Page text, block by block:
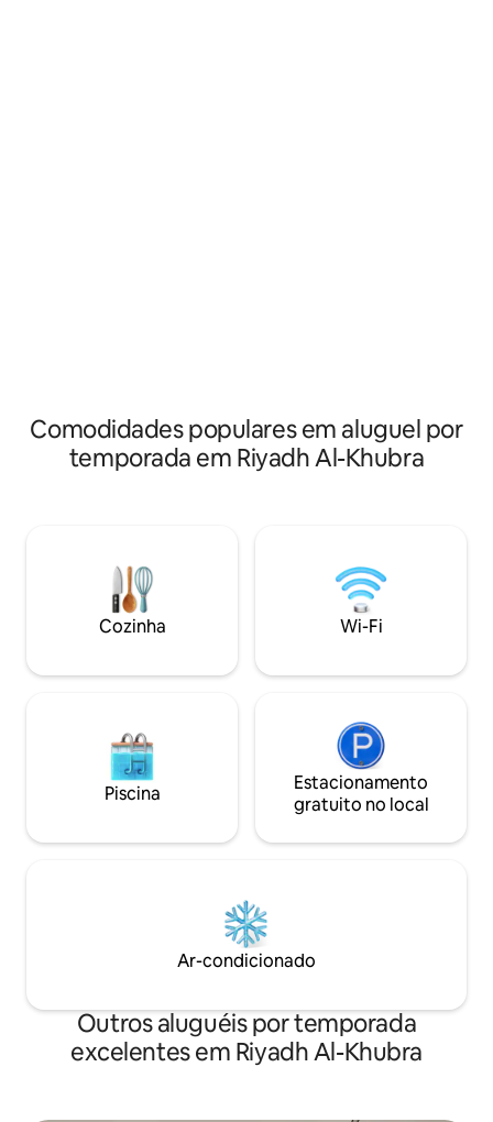
Comodidades populares em aluguel por
temporada em Riyadh Al-Khubra
Cozinha Wi-Fi
Piscina
Estacionamento
gratuito no local
Ar-condicionado
Outros aluguéis por temporada
excelentes em Riyadh Al-Khubra